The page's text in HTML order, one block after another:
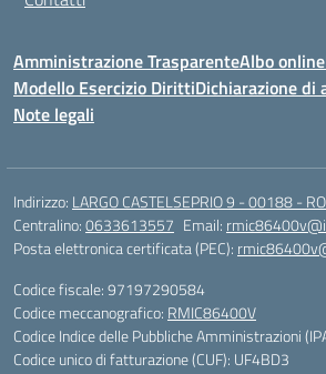
Amministrazione TrasparenteAlbo online
Modello Esercizio DirittiDichiarazione di
Note legali
Indirizzo: LARGO CASTELSEPRIO 9 - 00188 -
Centralino:0633613557 Email:
Posta elettronica certificata (PEC):
Codice fiscale: 97197290584
Codice meccanografico: RMIC86400V
Codice Indice delle Pubbliche Amministrazioni
Codice unico di fatturazione (CUF): UF4BD3